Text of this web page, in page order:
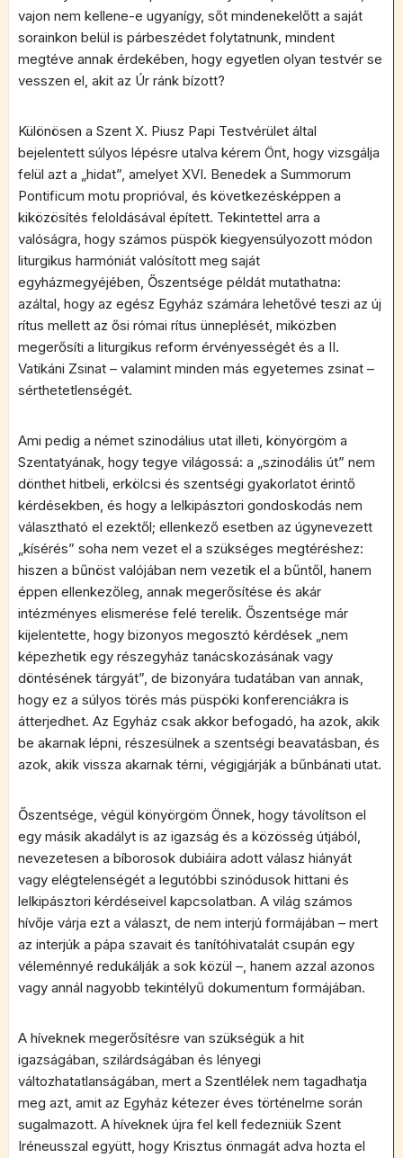
vajon nem kellene-e ugyanígy, sőt mindenekelőtt a saját
sorainkon belül is párbeszédet folytatnunk, mindent
megtéve annak érdekében, hogy egyetlen olyan testvér se
vesszen el, akit az Úr ránk bízott?
Különösen a Szent X. Piusz Papi Testvérület által
bejelentett súlyos lépésre utalva kérem Önt, hogy vizsgálja
felül azt a „hidat”, amelyet XVI. Benedek a Summorum
Pontificum motu proprióval, és következésképpen a
kiközösítés feloldásával épített. Tekintettel arra a
valóságra, hogy számos püspök kiegyensúlyozott módon
liturgikus harmóniát valósított meg saját
egyházmegyéjében, Őszentsége példát mutathatna:
azáltal, hogy az egész Egyház számára lehetővé teszi az új
rítus mellett az ősi római rítus ünneplését, miközben
megerősíti a liturgikus reform érvényességét és a II.
Vatikáni Zsinat – valamint minden más egyetemes zsinat –
sérthetetlenségét.
Ami pedig a német szinodálius utat illeti, könyörgöm a
Szentatyának, hogy tegye világossá: a „szinodális út” nem
dönthet hitbeli, erkölcsi és szentségi gyakorlatot érintő
kérdésekben, és hogy a lelkipásztori gondoskodás nem
választható el ezektől; ellenkező esetben az úgynevezett
„kísérés” soha nem vezet el a szükséges megtéréshez:
hiszen a bűnöst valójában nem vezetik el a bűntől, hanem
éppen ellenkezőleg, annak megerősítése és akár
intézményes elismerése felé terelik. Őszentsége már
kijelentette, hogy bizonyos megosztó kérdések „nem
képezhetik egy részegyház tanácskozásának vagy
döntésének tárgyát”, de bizonyára tudatában van annak,
hogy ez a súlyos törés más püspöki konferenciákra is
átterjedhet. Az Egyház csak akkor befogadó, ha azok, akik
be akarnak lépni, részesülnek a szentségi beavatásban, és
azok, akik vissza akarnak térni, végigjárják a bűnbánati utat.
Őszentsége, végül könyörgöm Önnek, hogy távolítson el
egy másik akadályt is az igazság és a közösség útjából,
nevezetesen a bíborosok dubiáira adott válasz hiányát
vagy elégtelenségét a legutóbbi szinódusok hittani és
lelkipásztori kérdéseivel kapcsolatban. A világ számos
hívője várja ezt a választ, de nem interjú formájában – mert
az interjúk a pápa szavait és tanítóhivatalát csupán egy
véleménnyé redukálják a sok közül –, hanem azzal azonos
vagy annál nagyobb tekintélyű dokumentum formájában.
A híveknek megerősítésre van szükségük a hit
igazságában, szilárdságában és lényegi
változhatatlanságában, mert a Szentlélek nem tagadhatja
meg azt, amit az Egyház kétezer éves történelme során
sugalmazott. A híveknek újra fel kell fedezniük Szent
Iréneusszal együtt, hogy Krisztus önmagát adva hozta el